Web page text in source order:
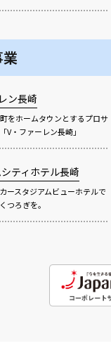
ン長崎
をホームタウンとするプロサ
V・ファーレン長崎」
ティホテル長崎
ースタジアムビューホテルで
つろぎを。